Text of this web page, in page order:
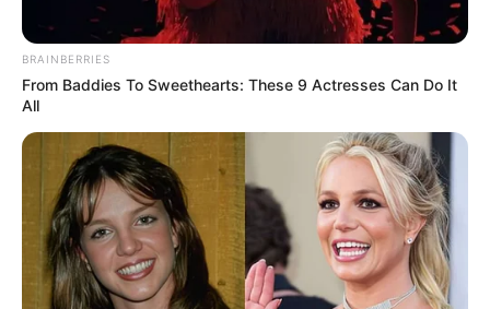
Posted
in
Friss hírek
A sok irigynek üzenném, hogy
Várkonyi Andrea 20 éve titkon
szerelmes volt Lőrincbe, így
mesélte: A cikk a
hozzászólásoknál olvasható!
BRAINBERRIES
From Baddies To Sweethearts: These 9 Actresses Can Do It
All